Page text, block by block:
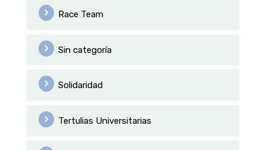
Race Team
Sin categoría
Solidaridad
Tertulias Universitarias